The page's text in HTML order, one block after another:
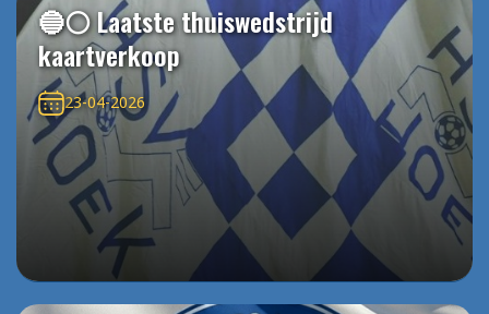
🔵⚪️ Laatste thuiswedstrijd
kaartverkoop
23-04-2026